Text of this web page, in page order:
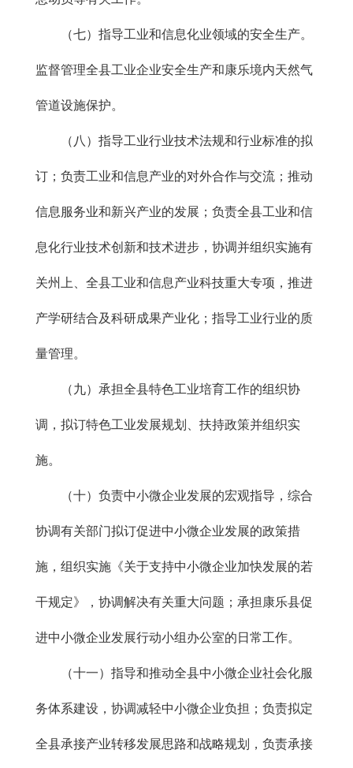
（七）指导工业和信息化业领域的安全生产。
监督管理全县工业企业安全生产和康乐境内天然气
管道设施保护。
（八）指导工业行业技术法规和行业标准的拟
订；负责工业和信息产业的对外合作与交流；推动
信息服务业和新兴产业的发展；负责全县工业和信
息化行业技术创新和技术进步，协调并组织实施有
关州上、全县工业和信息产业科技重大专项，推进
产学研结合及科研成果产业化；指导工业行业的质
量管理。
（九）承担全县特色工业培育工作的组织协
调，拟订特色工业发展规划、扶持政策并组织实
施。
（十）负责中小微企业发展的宏观指导，综合
协调有关部门拟订促进中小微企业发展的政策措
施，组织实施《关于支持中小微企业加快发展的若
干规定》，协调解决有关重大问题；承担康乐县促
进中小微企业发展行动小组办公室的日常工作。
（十一）指导和推动全县中小微企业社会化服
务体系建设，协调减轻中小微企业负担；负责拟定
全县承接产业转移发展思路和战略规划，负责承接